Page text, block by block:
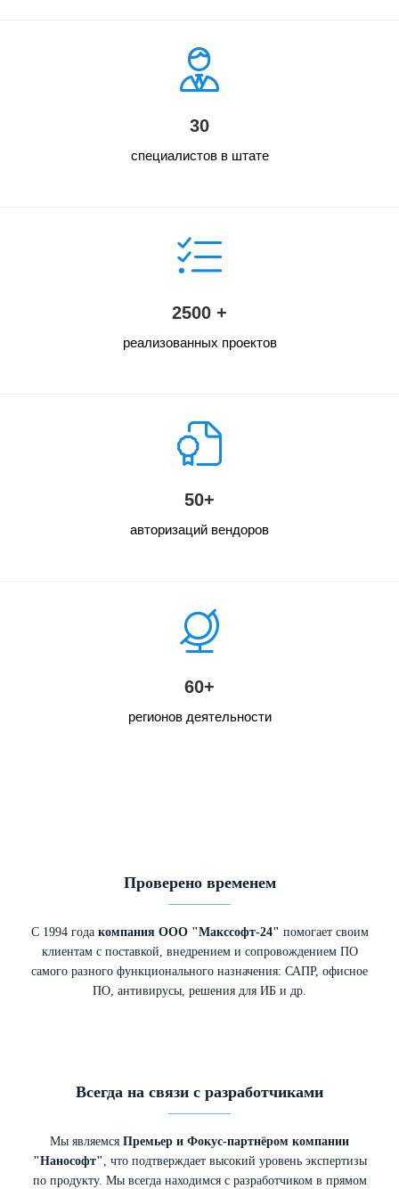
30
специалистов в штате
2500 +
реализованных проектов
50+
авторизаций вендоров
60+
регионов деятельности
Проверено временем
С 1994 года компания ООО "Макссофт-24" помогает своим
клиентам с поставкой, внедрением и сопровождением ПО
самого разного функционального назначения: САПР, офисное
ПО, антивирусы, решения для ИБ и др.
Всегда на связи с разработчиками
Мы являемся Премьер и Фокус-партнёром компании
"Нанософт", что подтверждает высокий уровень экспертизы
по продукту. Мы всегда находимся с разработчиком в прямом